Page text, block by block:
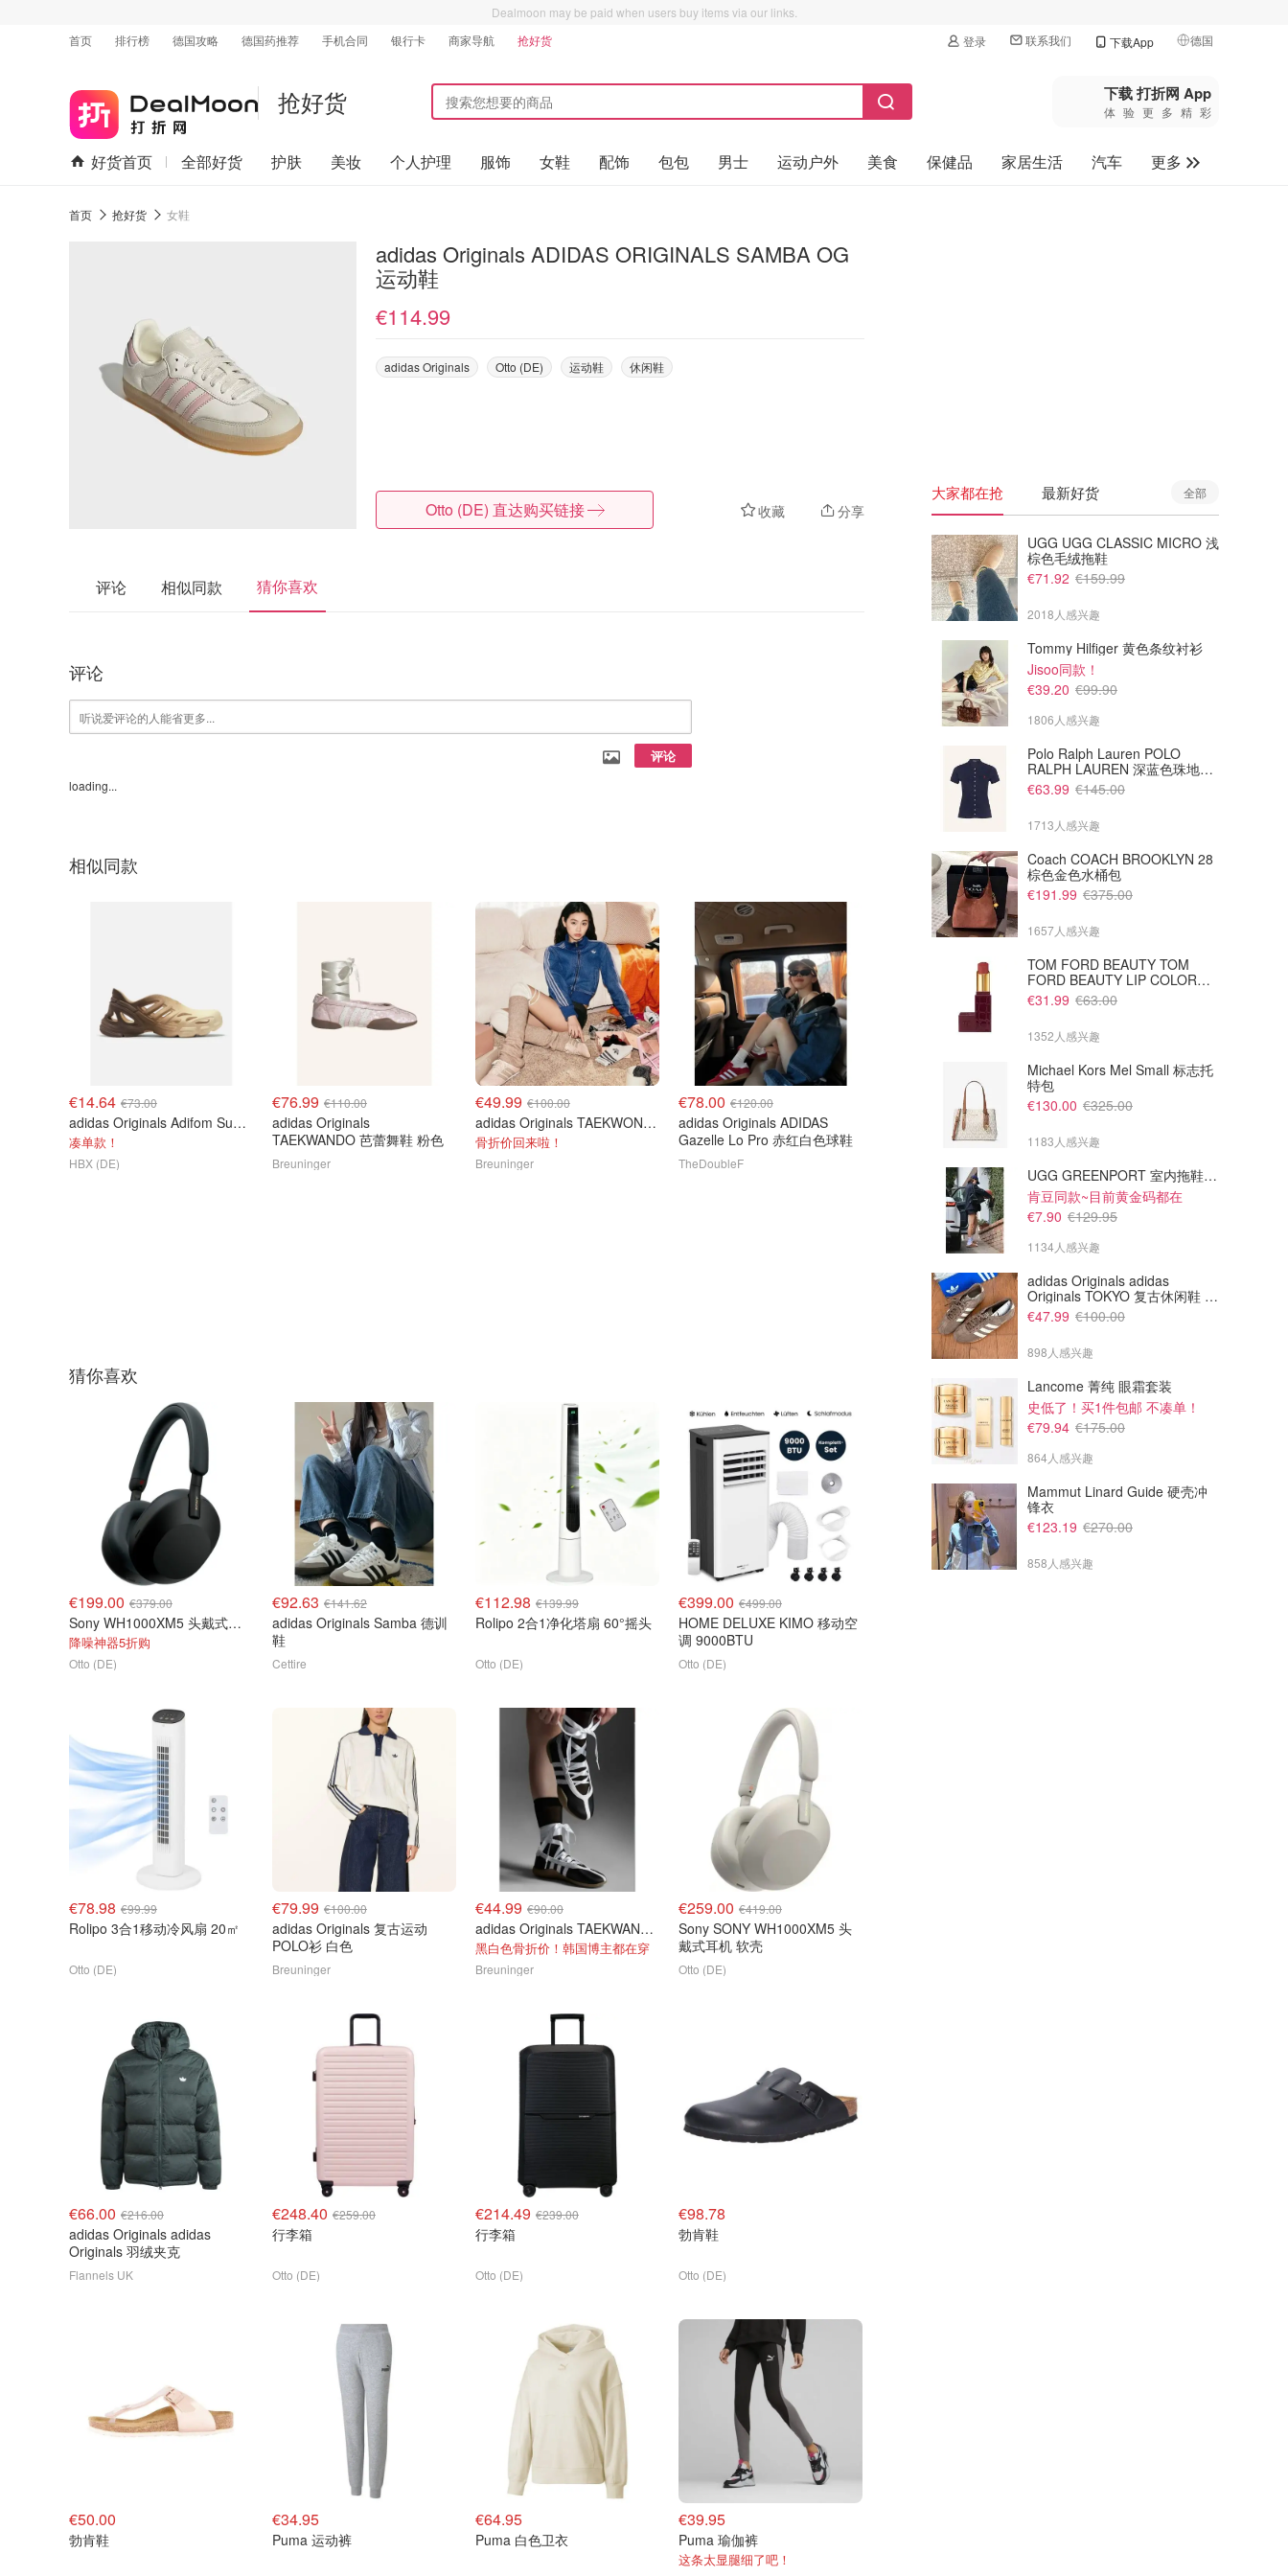
Dealmoon may be paid when users buy items via our links.
首页
排行榜 德国攻略 德国药推荐 手机合同 银行卡 商家导航 抢好货 登录 联系我们 下载App 德国
🇺🇸美国
🇨🇳中国
🇨🇦加拿大
抢好货 下载 打折网 App
体验更多精彩
好货首页 全部好货 护肤 美妆 个人护理 服饰 女鞋 配饰 包包 男士 运动户外 美食 保健品 家居生活 汽车
更多
首页 抢好货 女鞋
adidas Originals ADIDAS ORIGINALS SAMBA OG
运动鞋
€114.99
adidas Originals Otto (DE) 运动鞋 休闲鞋
收藏 分享
Otto (DE) 直达购买链接
评论 相似同款 猜你喜欢
评论
评论
loading...
相似同款
€14.64 €73.00
adidas Originals Adifom Supernova 休闲运动鞋
凑单款！
HBX (DE)
€76.99 €110.00
adidas Originals
TAEKWANDO 芭蕾舞鞋 粉色
Breuninger
€49.99 €100.00
adidas Originals TAEKWONDO 玫瑰色休闲鞋
骨折价回来啦！
Breuninger
€78.00 €120.00
adidas Originals ADIDAS
Gazelle Lo Pro 赤红白色球鞋
TheDoubleF
£100.00
adidas Originals Taekwondo
£65.00
跆拳道芭蕾鞋
猜你喜欢
€199.00 €379.00
Sony WH1000XM5 头戴式耳机
降噪神器5折购
Otto (DE)
€92.63 €141.62
adidas Originals Samba 德训
鞋
Cettire
€112.98 €139.99
Rolipo 2合1净化塔扇 60°摇头
Otto (DE)
€399.00 €499.00
HOME DELUXE KIMO 移动空
调 9000BTU
Otto (DE)
€78.98 €99.99
Rolipo 3合1移动冷风扇 20㎡
Otto (DE)
€79.99 €100.00
adidas Originals 复古运动
POLO衫 白色
Breuninger
€44.99 €90.00
adidas Originals TAEKWANDO 芭蕾鞋
黑白色骨折价！韩国博主都在穿
Breuninger
€259.00 €419.00
Sony SONY WH1000XM5 头
戴式耳机 软壳
Otto (DE)
€66.00 €216.00
adidas Originals adidas
Originals 羽绒夹克
Flannels UK
€248.40 €259.00
行李箱
Otto (DE)
€214.49 €239.00
行李箱
Otto (DE)
€98.78
勃肯鞋
Otto (DE)
€50.00
勃肯鞋
€34.95
Puma 运动裤
€64.95
Puma 白色卫衣
€39.95
Puma 瑜伽裤
这条太显腿细了吧！
大家都在抢 最新好货 全部
UGG UGG CLASSIC MICRO 浅
棕色毛绒拖鞋
€71.92 €159.99
2018人感兴趣
Tommy Hilfiger 黄色条纹衬衫
Jisoo同款！
€39.20 €99.90
1806人感兴趣
Polo Ralph Lauren POLO
RALPH LAUREN 深蓝色珠地布
Polo衫
€63.99 €145.00
1713人感兴趣
Coach COACH BROOKLYN 28
棕色金色水桶包
€191.99 €375.00
1657人感兴趣
TOM FORD BEAUTY TOM
FORD BEAUTY LIP COLOR
SATIN MATTE 裸玫瑰口红
€31.99 €63.00
1352人感兴趣
Michael Kors Mel Small 标志托
特包
€130.00 €325.00
1183人感兴趣
UGG GREENPORT 室内拖鞋 棕色
肯豆同款~目前黄金码都在
€7.90 €129.95
1134人感兴趣
adidas Originals adidas
Originals TOKYO 复古休闲鞋 深
棕色
€47.99 €100.00
898人感兴趣
Lancome 菁纯 眼霜套装
史低了！买1件包邮 不凑单！
€79.94 €175.00
864人感兴趣
Mammut Linard Guide 硬壳冲
锋衣
€123.19 €270.00
858人感兴趣